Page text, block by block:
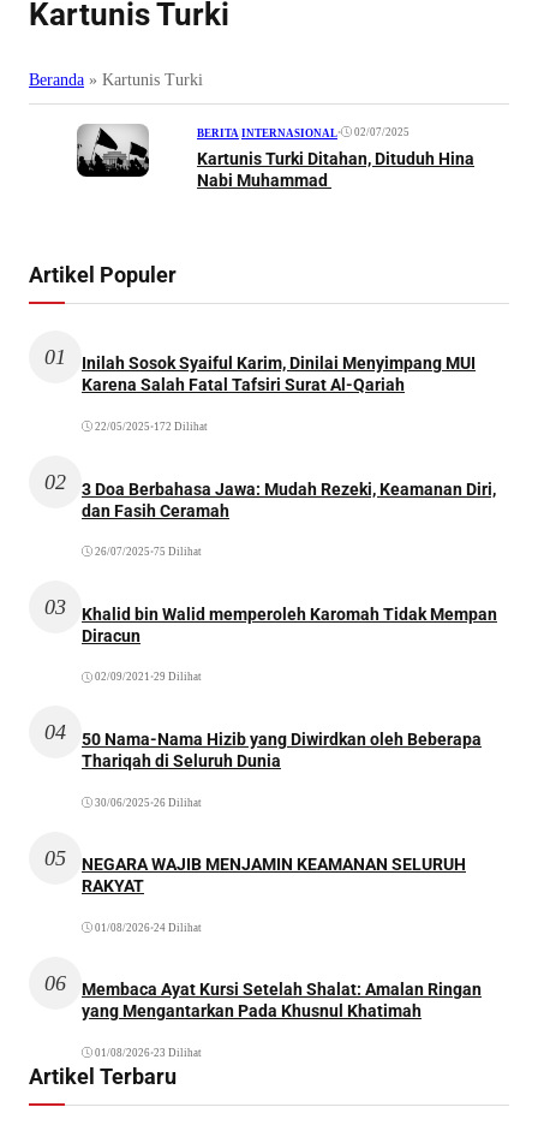
Kartunis Turki
Beranda » Kartunis Turki
BERITA INTERNASIONAL• 02/07/2025
Kartunis Turki Ditahan, Dituduh Hina
Nabi Muhammad
Artikel Populer
01
Inilah Sosok Syaiful Karim, Dinilai Menyimpang MUI
Karena Salah Fatal Tafsiri Surat Al-Qariah
22/05/2025 •172 Dilihat
02
3 Doa Berbahasa Jawa: Mudah Rezeki, Keamanan Diri,
dan Fasih Ceramah
26/07/2025 •75 Dilihat
03
Khalid bin Walid memperoleh Karomah Tidak Mempan
Diracun
02/09/2021 •29 Dilihat
04
50 Nama-Nama Hizib yang Diwirdkan oleh Beberapa
Thariqah di Seluruh Dunia
30/06/2025 •26 Dilihat
05
NEGARA WAJIB MENJAMIN KEAMANAN SELURUH
RAKYAT
01/08/2026•24 Dilihat
06
Membaca Ayat Kursi Setelah Shalat: Amalan Ringan
yang Mengantarkan Pada Khusnul Khatimah
01/08/2026•23 Dilihat
Artikel Terbaru